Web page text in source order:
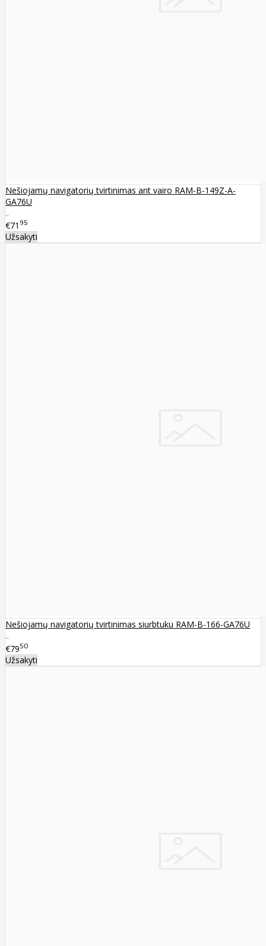
Nešiojamų navigatorių tvirtinimas ant vairo RAM-B-149Z-A-
GA76U
..
€71 95
Užsakyti
Nešiojamų navigatorių tvirtinimas siurbtuku RAM-B-166-GA76U
..
€7950
Užsakyti